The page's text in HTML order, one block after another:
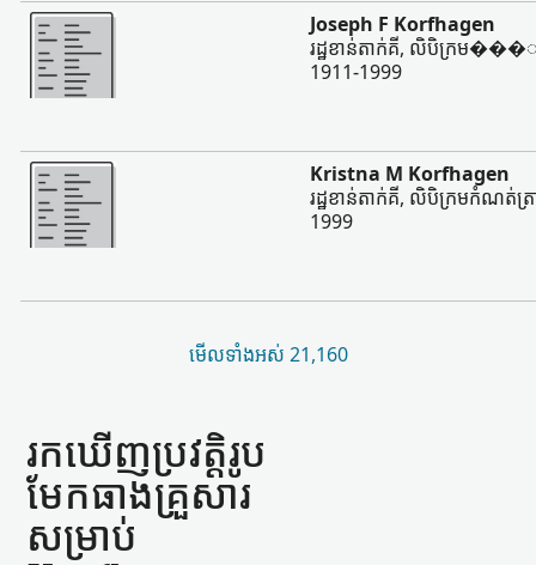
ច្រើន
Joseph F Korfhagen
រដ្ឋខាន់តាក់គី, លិបិក្រម
1911-1999
ច្រើន
Kristna M Korfhagen
រដ្ឋខាន់តាក់គី, លិបិក្រមកំណត់ត្រ
1999
មើល​ទាំងអស់ 21,160
រកឃើញ​ប្រវត្តិរូប​
មែកធាង​គ្រួសារ​
សម្រាប់